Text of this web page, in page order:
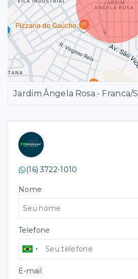
(16) 3722-1010
Nome
Telefone
E-mail
Jardim Ângela Rosa - Franca/